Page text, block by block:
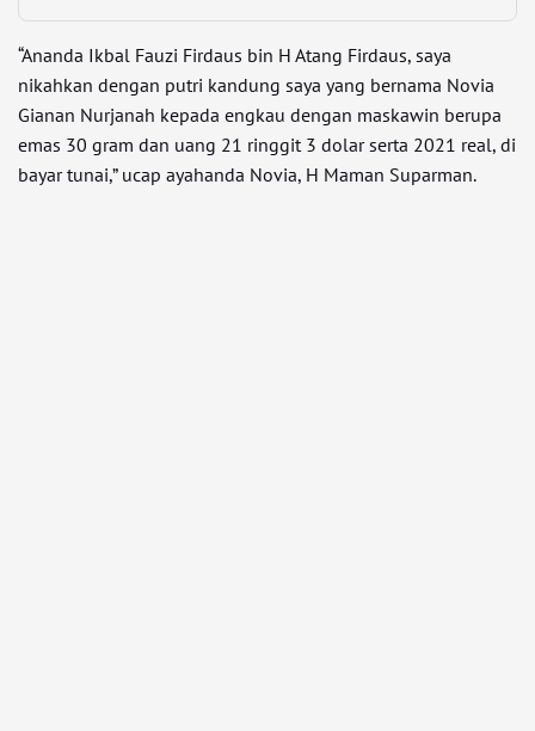
“Ananda Ikbal Fauzi Firdaus bin H Atang Firdaus, saya
nikahkan dengan putri kandung saya yang bernama Novia
Gianan Nurjanah kepada engkau dengan maskawin berupa
emas 30 gram dan uang 21 ringgit 3 dolar serta 2021 real, di
bayar tunai,” ucap ayahanda Novia, H Maman Suparman.